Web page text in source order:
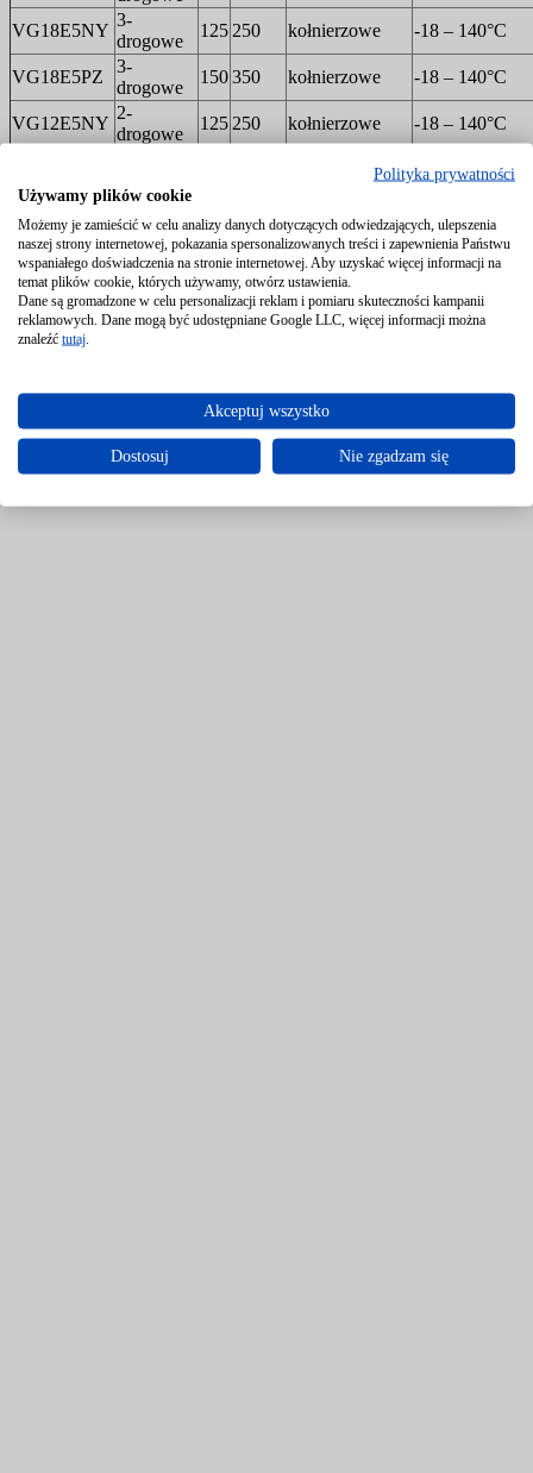
VG18E5NY
3-
drogowe
125 250 kołnierzowe -18 – 140°C
VG18E5PZ
3-
drogowe
150350 kołnierzowe -18 – 140°C
VG12E5NY
2-
drogowe
125250 kołnierzowe -18 – 140°C
kołnierzowe -18 – 140°C
Polityka prywatności
Używamy plików cookie
Możemy je zamieścić w celu analizy danych dotyczących odwiedzających, ulepszenia
naszej strony internetowej, pokazania spersonalizowanych treści i zapewnienia Państwu
wspaniałego doświadczenia na stronie internetowej. Aby uzyskać więcej informacji na
temat plików cookie, których używamy, otwórz ustawienia.
Dane są gromadzone w celu personalizacji reklam i pomiaru skuteczności kampanii
reklamowych. Dane mogą być udostępniane Google LLC, więcej informacji można
znaleźć tutaj
Akceptuj wszystko
Dostosuj Nie zgadzam się